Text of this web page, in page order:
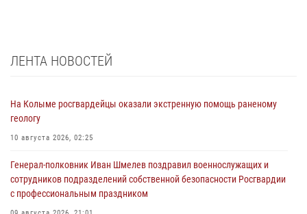
ЛЕНТА НОВОСТЕЙ
На Колыме росгвардейцы оказали экстренную помощь раненому
геологу
10 августа 2026, 02:25
Генерал-полковник Иван Шмелев поздравил военнослужащих и
сотрудников подразделений собственной безопасности Росгвардии
с профессиональным праздником